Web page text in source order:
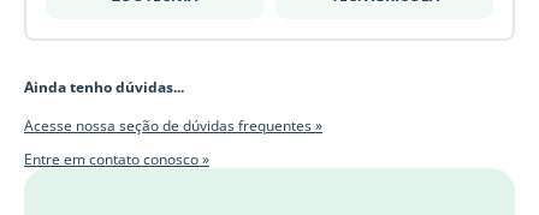
Ainda tenho dúvidas...
Acesse nossa seção de dúvidas frequentes »
Entre em contato conosco »